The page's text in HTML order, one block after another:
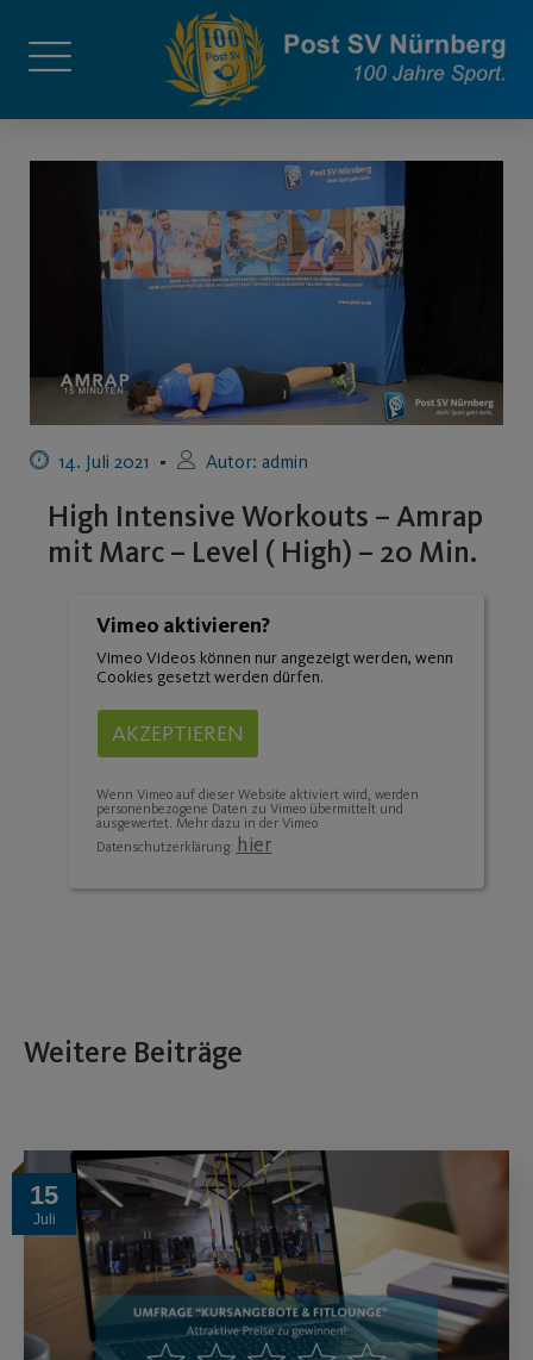
14. Juli 2021 Autor: admin
High Intensive Workouts – Amrap
mit Marc – Level ( High) – 20 Min.
Vimeo aktivieren?
Vimeo Videos können nur angezeigt werden, wenn
Cookies gesetzt werden dürfen.
AKZEPTIEREN
Wenn Vimeo auf dieser Website aktiviert wird, werden
personenbezogene Daten zu Vimeo übermittelt und
ausgewertet. Mehr dazu in der Vimeo
Datenschutzerklärung: hier
Weitere Beiträge
15
Juli